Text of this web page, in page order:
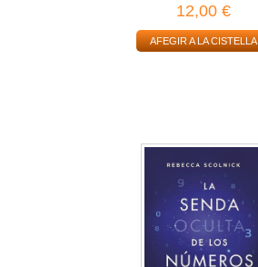
12,00 €
AFEGIR A LA CISTELLA